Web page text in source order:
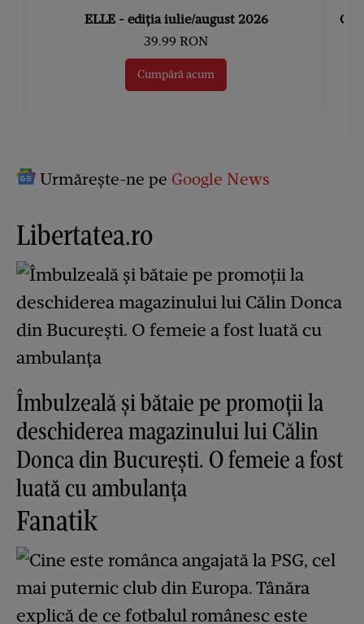
ELLE - ediția iulie/august 2026
39.99 RON
Cumpără acum
Urmărește-ne pe Google News
Libertatea.ro
Îmbulzeală și bătaie pe promoții la
deschiderea magazinului lui Călin
Donca din București. O femeie a fost
luată cu ambulanța
Fanatik